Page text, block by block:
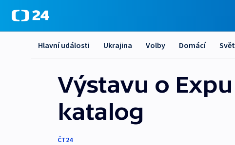
Hlavní události Ukrajina Volby Domácí Svět
Výstavu o
katalog
ČT24